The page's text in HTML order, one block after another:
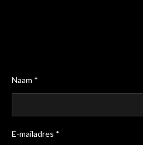
Naam *
E-mailadres *